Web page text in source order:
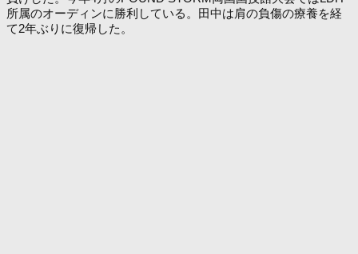
所属のオーディンに勝利している。田中は肩の負傷の療養を経
て2年ぶりに復帰した。